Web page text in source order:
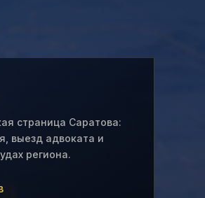
страница Саратова:
выезд адвоката и
региона.